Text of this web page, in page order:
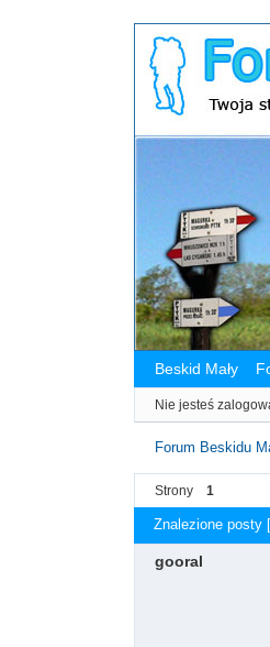
Beskid Mały
Nie jesteś
Forum Beskidu
Strony 1
Znalezione posty
gooral